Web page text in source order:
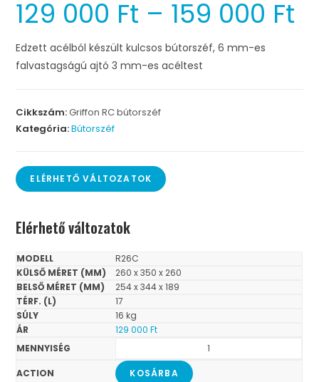
129 000 Ft – 159 000 Ft
Edzett acélból készült kulcsos bútorszéf, 6 mm-es
falvastagságú ajtó 3 mm-es acéltest
Cikkszám:Griffon RC bútorszéf
Kategória:Bútorszéf
ELÉRHETŐ VÁLTOZATOK
Elérhető változatok
R26C
260 x 350 x 260
254 x 344 x 189
17
16 kg
129 000Ft
KOSÁRBA